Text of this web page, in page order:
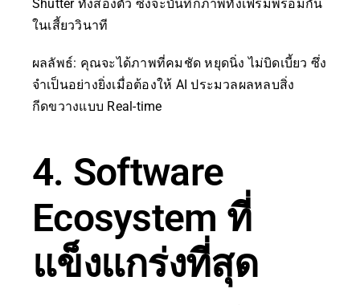
Shutter ทั้งสองตัว ซึ่งจะบันทึกภาพทั้งเฟรมพร้อมกัน
ในเสี้ยววินาที
ผลลัพธ์: คุณจะได้ภาพที่คมชัด หยุดนิ่ง ไม่บิดเบี้ยว ซึ่ง
จำเป็นอย่างยิ่งเมื่อต้องให้ AI ประมวลผลหลบสิ่ง
กีดขวางแบบ Real-time
4. Software
Ecosystem ที่
แข็งแกร่งที่สุด